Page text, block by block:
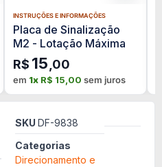
INSTRUÇÕES E INFORMAÇÕES
Placa de Sinalização
M2 - Lotação Máxima
R$ 15 ,00
em 1x R$ 15,00 sem juros
SKU DF-9838
Categorias
Direcionamento e